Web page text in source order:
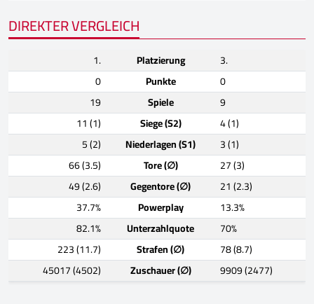
DIREKTER VERGLEICH
1. Platzierung
3.
0
Punkte
0
19
Spiele
9
11 (1)
Siege (S2)
4 (1)
5 (2)
Niederlagen (S1)
3 (1)
66 (3.5)
Tore (∅)
27 (3)
49 (2.6)
Gegentore (∅)
21 (2.3)
37.7%
Powerplay
13.3%
82.1%
Unterzahlquote
70%
223 (11.7)
Strafen (∅)
78 (8.7)
45017 (4502)
Zuschauer (∅) 9909 (2477)